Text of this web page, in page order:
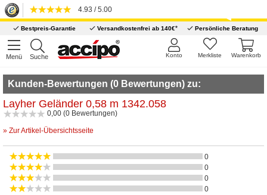
4.93 / 5.00
Bestpreis-Garantie Versandkostenfrei ab 140€* Persönliche Beratung
Menü Suche Warenkorb
Merkliste
Konto
Kunden-Bewertungen (0 Bewertungen) zu:
Layher Geländer 0,58 m 1342.058
0,00 (0 Bewertungen)
» Zur Artikel-Übersichtsseite
0
0
0
0